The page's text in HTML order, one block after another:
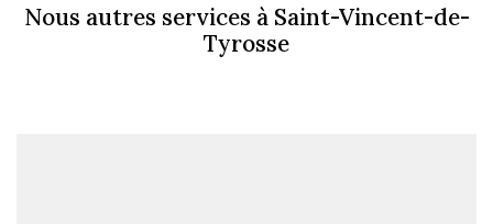
Nous autres services à Saint-Vincent-de-
Tyrosse